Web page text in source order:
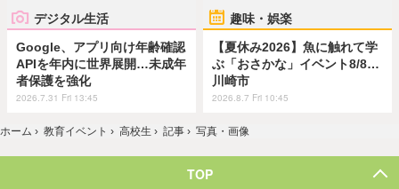
デジタル生活
Google、アプリ向け年齢確認
APIを年内に世界展開…未成年
者保護を強化
2026.7.31 Fri 13:45
趣味・娯楽
【夏休み2026】魚に触れて学
ぶ「おさかな」イベント8/8…
川崎市
2026.8.7 Fri 10:45
ホーム › 教育イベント › 高校生 › 記事 › 写真・画像
TOP